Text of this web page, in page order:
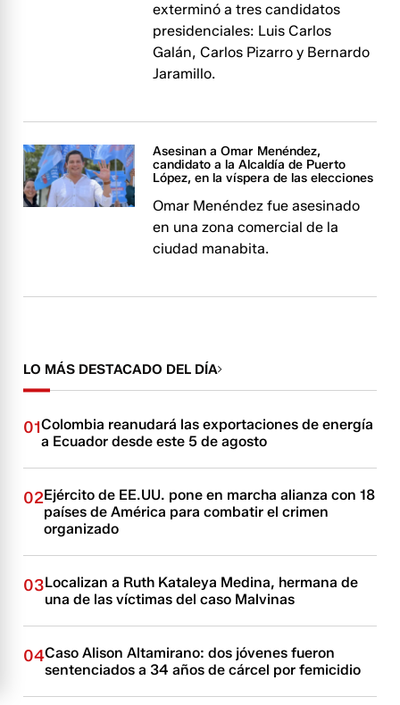
exterminó a tres candidatos
presidenciales: Luis Carlos
Galán, Carlos Pizarro y Bernardo
Jaramillo.
Asesinan a Omar Menéndez,
candidato a la Alcaldía de Puerto
López, en la víspera de las elecciones
Omar Menéndez fue asesinado
en una zona comercial de la
ciudad manabita.
LO MÁS DESTACADO DEL DÍA
01Colombia reanudará las exportaciones de energía
a Ecuador desde este 5 de agosto
02Ejército de EE.UU. pone en marcha alianza con 18
países de América para combatir el crimen
organizado
03Localizan a Ruth Kataleya Medina, hermana de
una de las víctimas del caso Malvinas
04Caso Alison Altamirano: dos jóvenes fueron
sentenciados a 34 años de cárcel por femicidio